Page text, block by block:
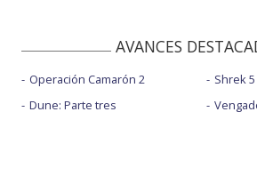
AVANCES
Operación Camarón 2
Dune: Parte tres
Shrek 5